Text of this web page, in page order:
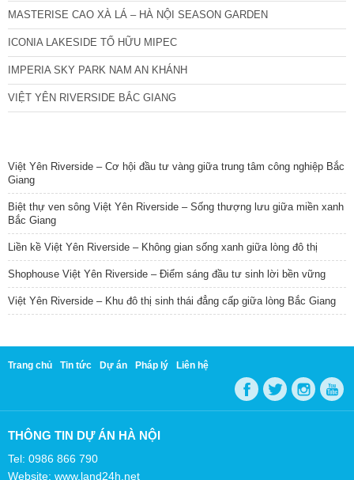
MASTERISE CAO XÀ LÁ – HÀ NỘI SEASON GARDEN
ICONIA LAKESIDE TỐ HỮU MIPEC
IMPERIA SKY PARK NAM AN KHÁNH
VIỆT YÊN RIVERSIDE BẮC GIANG
Việt Yên Riverside – Cơ hội đầu tư vàng giữa trung tâm công nghiệp Bắc
Giang
Biệt thự ven sông Việt Yên Riverside – Sống thượng lưu giữa miền xanh
Bắc Giang
Liền kề Việt Yên Riverside – Không gian sống xanh giữa lòng đô thị
Shophouse Việt Yên Riverside – Điểm sáng đầu tư sinh lời bền vững
Việt Yên Riverside – Khu đô thị sinh thái đẳng cấp giữa lòng Bắc Giang
Trang chủ Tin tức Dự án Pháp lý Liên hệ
THÔNG TIN DỰ ÁN HÀ NỘI
Tel: 0986 866 790
Website: www.land24h.net